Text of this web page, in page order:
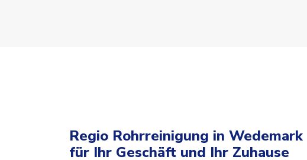
Regio Rohrreinigung in Wedemark
für Ihr Geschäft und Ihr Zuhause